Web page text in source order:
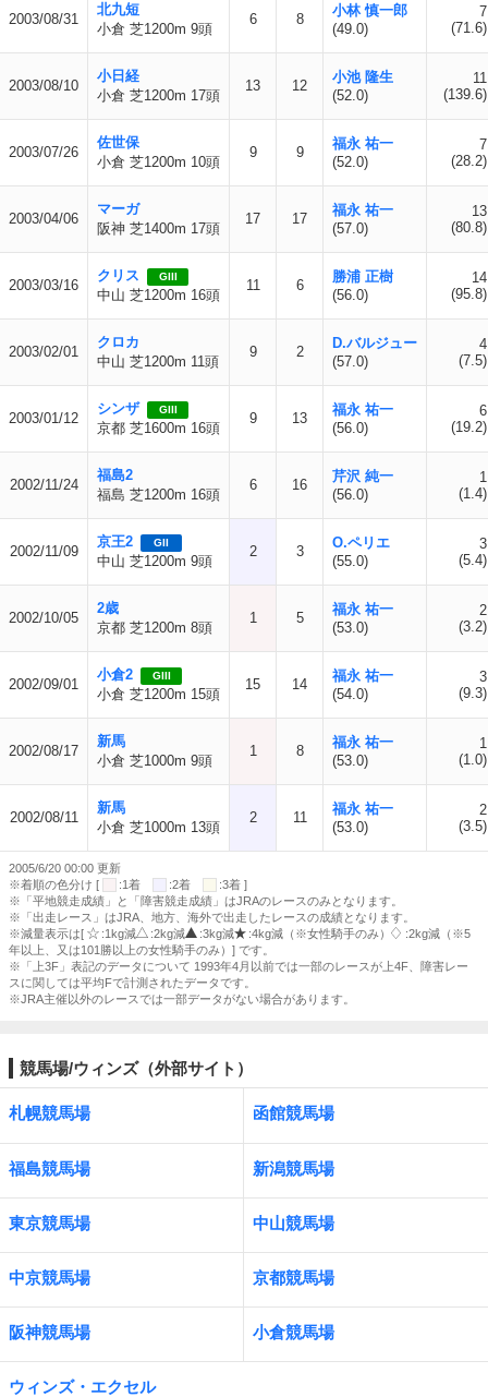
2003/08/31
北九短
小倉 芝1200m 9頭
6 8
小林 慎一郎
(49.0)
7
(71.6)
2003/08/10
小日経
小倉 芝1200m 17頭
13 12
小池 隆生
(52.0)
11
(139.6)
2003/07/26
佐世保
小倉 芝1200m 10頭
9 9
福永 祐一
(52.0)
7
(28.2)
2003/04/06
マーガ
阪神 芝1400m 17頭
17 17
福永 祐一
(57.0)
13
(80.8)
2003/03/16
クリス GIII
中山 芝1200m 16頭
11 6
勝浦 正樹
(56.0)
14
(95.8)
2003/02/01
クロカ
中山 芝1200m 11頭
9 2
D.バルジュー
(57.0)
4
(7.5)
2003/01/12
シンザ GIII
京都 芝1600m 16頭
9 13
福永 祐一
(56.0)
6
(19.2)
2002/11/24
福島2
福島 芝1200m 16頭
6 16
芹沢 純一
(56.0)
1
(1.4)
2002/11/09
京王2 GII
中山 芝1200m 9頭
2 3
O.ペリエ
(55.0)
3
(5.4)
2002/10/05
2歳
京都 芝1200m 8頭
1 5
福永 祐一
(53.0)
2
(3.2)
2002/09/01
小倉2 GIII
小倉 芝1200m 15頭
15 14
福永 祐一
(54.0)
3
(9.3)
2002/08/17
新馬
小倉 芝1000m 9頭
1 8
福永 祐一
(53.0)
1
(1.0)
2002/08/11
新馬
小倉 芝1000m 13頭
2 11
福永 祐一
(53.0)
2
(3.5)
2005/6/20 00:00 更新
※着順の色分け [
:1着 :2着
:3着 ]
※「平地競走成績」と「障害競走成績」はJRAのレースのみとなります。
※「出走レース」はJRA、地方、海外で出走したレースの成績となります。
※減量表示は[
:1kg減 :2kg減 :3kg減 :4kg減（※女性騎手のみ）
:2kg減（※5
年以上、又は101勝以上の女性騎手のみ）] です。
※「上3F」表記のデータについて 1993年4月以前では一部のレースが上4F、障害レー
スに関しては平均Fで計測されたデータです。
※JRA主催以外のレースでは一部データがない場合があります。
競馬場/ウィンズ（外部サイト）
札幌競馬場 函館競馬場
福島競馬場 新潟競馬場
東京競馬場 中山競馬場
中京競馬場 京都競馬場
阪神競馬場 小倉競馬場
ウィンズ・エクセル